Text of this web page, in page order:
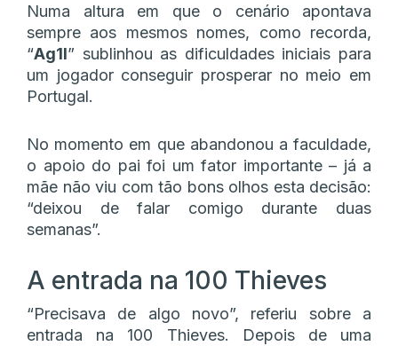
Numa altura em que o cenário apontava
sempre aos mesmos nomes, como recorda,
“Ag1l” sublinhou as dificuldades iniciais para
um jogador conseguir prosperar no meio em
Portugal.
No momento em que abandonou a faculdade,
o apoio do pai foi um fator importante – já a
mãe não viu com tão bons olhos esta decisão:
“deixou de falar comigo durante duas
semanas”.
A entrada na 100 Thieves
“Precisava de algo novo”, referiu sobre a
entrada na 100 Thieves. Depois de uma